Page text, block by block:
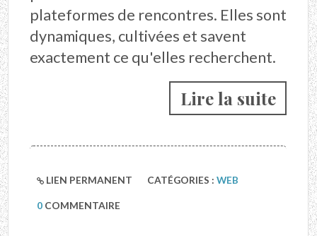
plateformes de rencontres. Elles sont
dynamiques, cultivées et savent
exactement ce qu'elles recherchent.
Lire la suite
LIEN PERMANENT CATÉGORIES : WEB
0 COMMENTAIRE